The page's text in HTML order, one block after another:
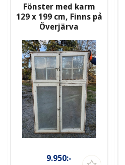
Fönster med karm
129 x 199 cm, Finns på
Överjärva
9.950:-